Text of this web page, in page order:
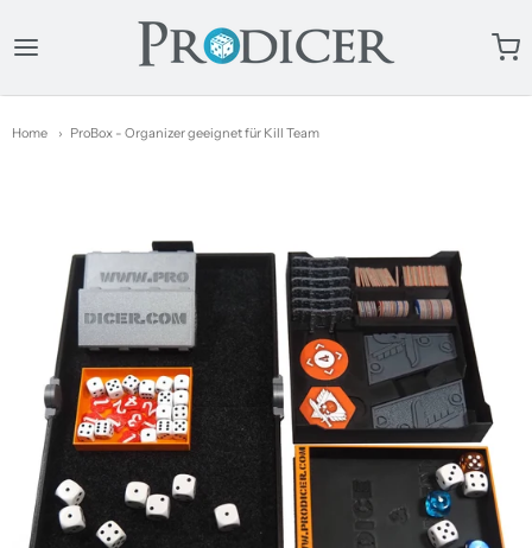
ProDicer
Home ProBox - Organizer geeignet für Kill Team